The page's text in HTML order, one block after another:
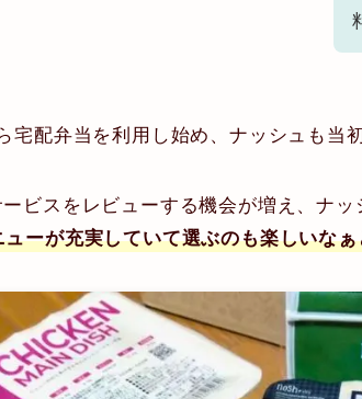
宅配弁当を利用し始め、ナッシュも当
ビスをレビューする機会が増え、ナ
ーが充実していて選ぶのも楽しいな